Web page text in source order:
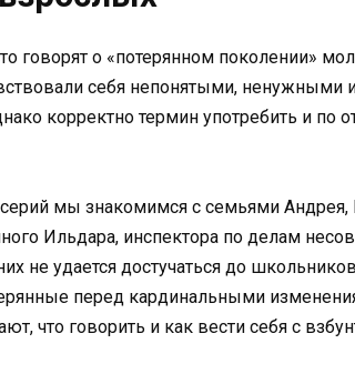
говорят о «потерянном поколении»
себя непонятыми, ненужными
корректно термин употребить и
мы знакомимся с семьями Андрея,
Ильдара, инспектора по делам
не удается достучаться до
перед кардинальными
что говорить и как вести себя с